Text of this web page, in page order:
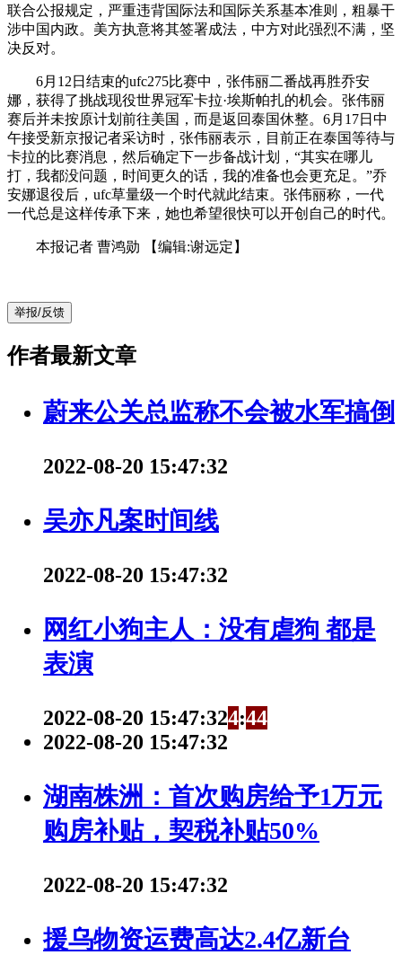
联合公报规定，严重违背国际法和国际关系基本准则，粗暴干
涉中国内政。美方执意将其签署成法，中方对此强烈不满，坚
决反对。
6月12日结束的ufc275比赛中，张伟丽二番战再胜乔安
娜，获得了挑战现役世界冠军卡拉·埃斯帕扎的机会。张伟丽
赛后并未按原计划前往美国，而是返回泰国休整。6月17日中
午接受新京报记者采访时，张伟丽表示，目前正在泰国等待与
卡拉的比赛消息，然后确定下一步备战计划，“其实在哪儿
打，我都没问题，时间更久的话，我的准备也会更充足。”乔
安娜退役后，ufc草量级一个时代就此结束。张伟丽称，一代
一代总是这样传承下来，她也希望很快可以开创自己的时代。
本报记者 曹鸿勋 【编辑:谢远定】
举报/反馈
作者最新文章
蔚来公关总监称不会被水军搞倒
2022-08-20 15:47:32
吴亦凡案时间线
2022-08-20 15:47:32
网红小狗主人：没有虐狗 都是
表演
2022-08-20 15:47:324:44
2022-08-20 15:47:32
湖南株洲：首次购房给予1万元
购房补贴，契税补贴50%
2022-08-20 15:47:32
援乌物资运费高达2.4亿新台